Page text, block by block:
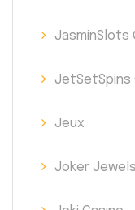
JasminSlots
JetSetSpins
Jeux
Joker Jewels